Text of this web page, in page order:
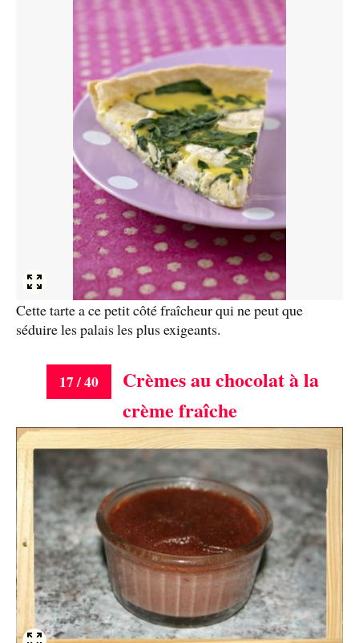
Cette tarte a ce petit côté fraîcheur qui ne peut que
séduire les palais les plus exigeants.
17 / 40
Crèmes au chocolat à la
crème fraîche